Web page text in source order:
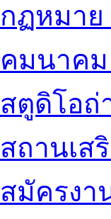
กฏหมาย
คมนาค
สตูดิโอถ่
สถานเส
สมัครงา